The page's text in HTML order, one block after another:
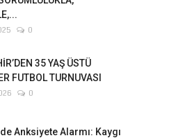
0
35 YAŞ ÜSTÜ
FUTBOL TURNUVASI
0
Anksiyete Alarmı: Kaygı